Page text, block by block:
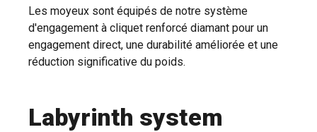
Les moyeux sont équipés de notre système
d'engagement à cliquet renforcé diamant pour un
engagement direct, une durabilité améliorée et une
réduction significative du poids.
Labyrinth system